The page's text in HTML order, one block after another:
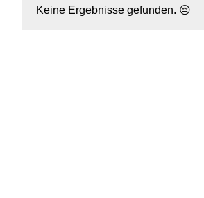
Keine Ergebnisse gefunden. 😔